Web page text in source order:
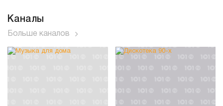
Каналы
Больше каналов